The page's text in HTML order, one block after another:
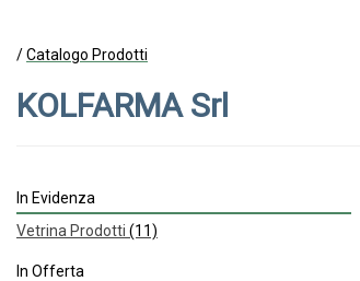
/Catalogo Prodotti
KOLFARMA Srl
In Evidenza
Vetrina Prodotti (11)
In Offerta